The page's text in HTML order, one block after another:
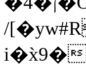
/
i�x̀9�